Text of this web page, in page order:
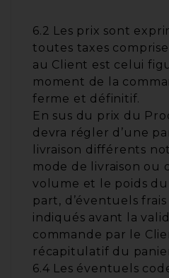
6.2 Les prix sont
toutes taxes
au Client est celui
moment de la
ferme et définitif.
En sus du prix du
devra régler d’une
livraison différents
mode de livraison ou
volume et le poids du
part, d’éventuels
indiqués avant la
commande par le
récapitulatif du
6.4 Les éventuels